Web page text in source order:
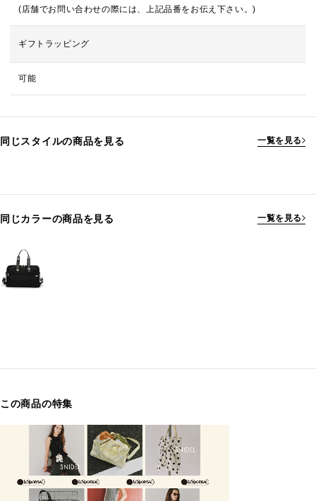
(店舗でお問い合わせの際には、上記品番をお伝え下さい。)
ギフトラッピング
可能
同じスタイルの商品を見る 一覧を見る
同じカラーの商品を見る 一覧を見る
この商品の特集